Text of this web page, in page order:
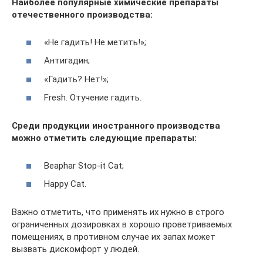
Наиболее популярные химические препараты
отечественного производства:
«Не гадить! Не метить!»;
Антигадин;
«Гадить? Нет!»;
Fresh. Отучение гадить.
Среди продукции иностранного производства
можно отметить следующие препараты:
Beaphar Stop-it Cat;
Happy Cat.
Важно отметить, что применять их нужно в строго
ограниченных дозировках в хорошо проветриваемых
помещениях, в противном случае их запах может
вызвать дискомфорт у людей.